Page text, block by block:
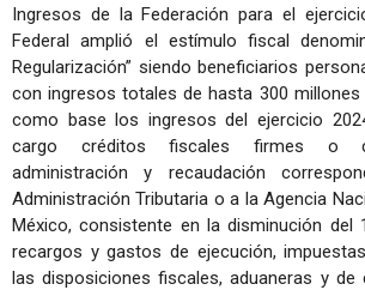
Ingresos de la Federación para el
Federal amplió el estímulo fiscal
Regularización” siendo beneficiarios
con ingresos totales de hasta 300
como base los ingresos del ejercicio
cargo créditos fiscales firmes o
administración y recaudación
Administración Tributaria o a la Agencia
México, consistente en la disminución del
recargos y gastos de ejecución,
las disposiciones fiscales, aduaneras y de